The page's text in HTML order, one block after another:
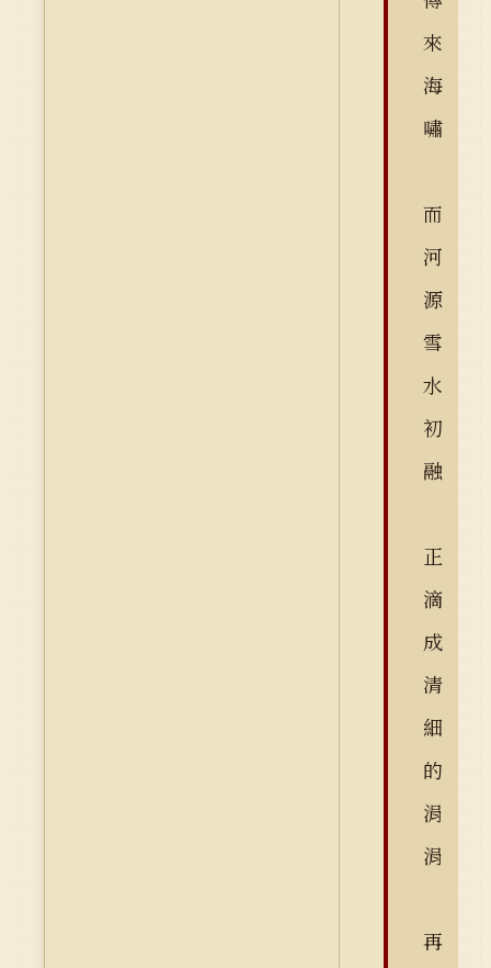
來
海
嘯
而
河
源
雪
水
初
融
正
滴
成
清
細
的
涓
涓
再